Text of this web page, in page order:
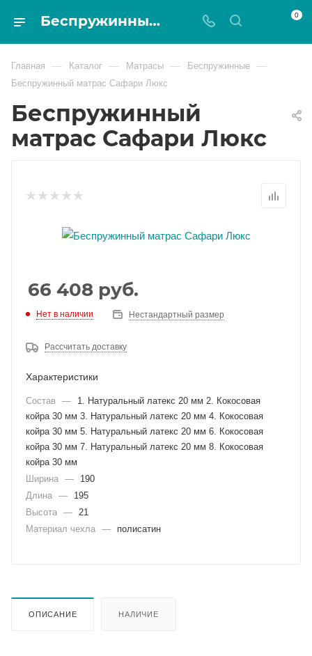
Беспружинный матрас Сафари Люкс - Magnat 0
Главная — Каталог — Матрасы — Беспружинные —
Беспружинный матрас Сафари Люкс
Беспружинный
матрас Сафари Люкс
66 408 руб.
Нет в наличии Нестандартный размер
Рассчитать доставку
Характеристики
Состав —
1. Натуральный латекс 20 мм 2. Кокосовая
койра 30 мм 3. Натуральный латекс 20 мм 4. Кокосовая
койра 30 мм 5. Натуральный латекс 20 мм 6. Кокосовая
койра 30 мм 7. Натуральный латекс 20 мм 8. Кокосовая
койра 30 мм
Ширина —
190
Длина —
195
Высота —
21
Материал чехла — полисатин
ОПИСАНИЕ НАЛИЧИЕ